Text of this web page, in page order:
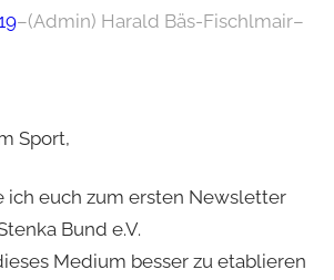
–(Admin) Harald Bäs-Fischlmair–
Sport,
ich euch zum ersten Newsletter
Bund e.V.
Medium besser zu etablieren